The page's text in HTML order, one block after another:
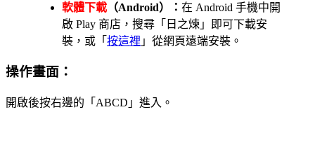
軟體下載 （Android）： 在 Android 手機中開
啟 Play 商店，搜尋「日之煉」即可下載安
裝，或「 按這裡 」從網頁遠端安裝。
操作畫面：
開啟後按右邊的「ABCD」進入。